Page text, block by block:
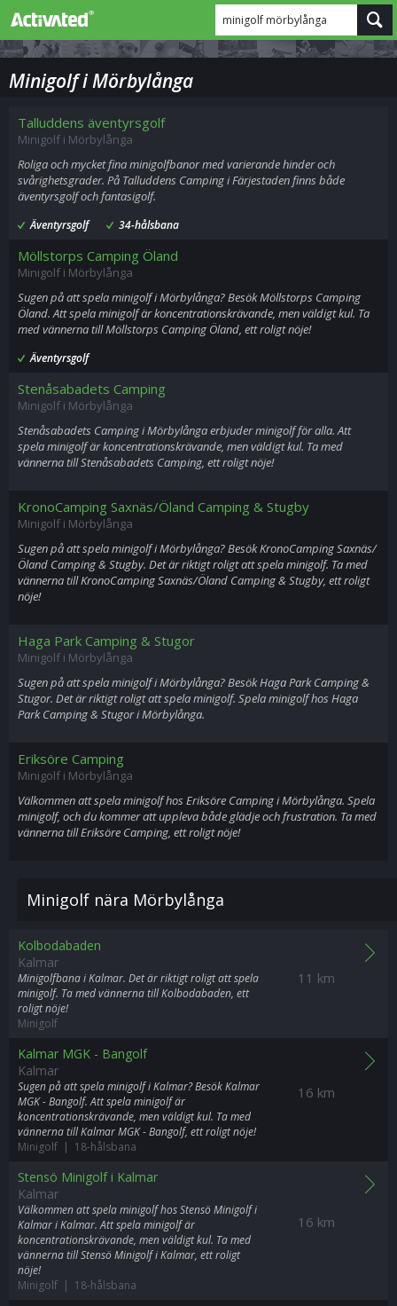
minigolf mörbylånga
Minigolf i Mörbylånga
Talluddens äventyrsgolf
Minigolf i Mörbylånga
Roliga och mycket fina minigolfbanor med varierande hinder och
svårighetsgrader. På Talluddens Camping i Färjestaden finns både
äventyrsgolf och fantasigolf.
Äventyrsgolf 34-hålsbana
Möllstorps Camping Öland
Minigolf i Mörbylånga
Sugen på att spela minigolf i Mörbylånga? Besök Möllstorps Camping
Öland. Att spela minigolf är koncentrationskrävande, men väldigt kul. Ta
med vännerna till Möllstorps Camping Öland, ett roligt nöje!
Äventyrsgolf
Stenåsabadets Camping
Minigolf i Mörbylånga
Stenåsabadets Camping i Mörbylånga erbjuder minigolf för alla. Att
spela minigolf är koncentrationskrävande, men väldigt kul. Ta med
vännerna till Stenåsabadets Camping, ett roligt nöje!
KronoCamping Saxnäs/Öland Camping & Stugby
Minigolf i Mörbylånga
Sugen på att spela minigolf i Mörbylånga? Besök KronoCamping Saxnäs/
Öland Camping & Stugby. Det är riktigt roligt att spela minigolf. Ta med
vännerna till KronoCamping Saxnäs/Öland Camping & Stugby, ett roligt
nöje!
Haga Park Camping & Stugor
Minigolf i Mörbylånga
Sugen på att spela minigolf i Mörbylånga? Besök Haga Park Camping &
Stugor. Det är riktigt roligt att spela minigolf. Spela minigolf hos Haga
Park Camping & Stugor i Mörbylånga.
Eriksöre Camping
Minigolf i Mörbylånga
Välkommen att spela minigolf hos Eriksöre Camping i Mörbylånga. Spela
minigolf, och du kommer att uppleva både glädje och frustration. Ta med
vännerna till Eriksöre Camping, ett roligt nöje!
Minigolf nära Mörbylånga
11 km
Kolbodabaden
Kalmar
Minigolfbana i Kalmar. Det är riktigt roligt att spela
minigolf. Ta med vännerna till Kolbodabaden, ett
roligt nöje!
Minigolf
16 km
Kalmar MGK - Bangolf
Kalmar
Sugen på att spela minigolf i Kalmar? Besök Kalmar
MGK - Bangolf. Att spela minigolf är
koncentrationskrävande, men väldigt kul. Ta med
vännerna till Kalmar MGK - Bangolf, ett roligt nöje!
Minigolf | 18-hålsbana
16 km
Stensö Minigolf i Kalmar
Kalmar
Välkommen att spela minigolf hos Stensö Minigolf i
Kalmar i Kalmar. Att spela minigolf är
koncentrationskrävande, men väldigt kul. Ta med
vännerna till Stensö Minigolf i Kalmar, ett roligt
nöje!
Minigolf | 18-hålsbana